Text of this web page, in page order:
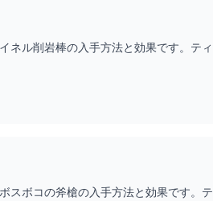
ル削岩棒の入手方法と効果です。テ
ボコの斧槍の入手方法と効果です。